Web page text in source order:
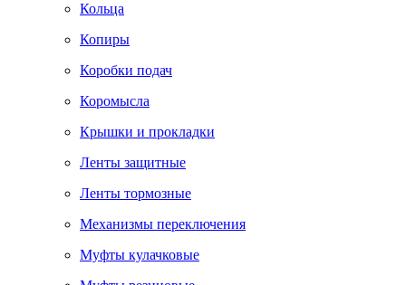
Кольца
Копиры
Коробки подач
Коромысла
Крышки и прокладки
Ленты защитные
Ленты тормозные
Механизмы переключения
Муфты кулачковые